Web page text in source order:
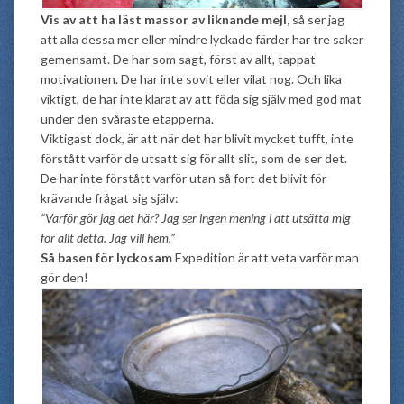
Vis av att ha läst massor av liknande mejl, så ser jag
att alla dessa mer eller mindre lyckade färder har tre saker
gemensamt. De har som sagt, först av allt, tappat
motivationen. De har inte sovit eller vilat nog. Och lika
viktigt, de har inte klarat av att föda sig själv med god mat
under den svåraste etapperna.
Viktigast dock, är att när det har blivit mycket tufft, inte
förstått varför de utsatt sig för allt slit, som de ser det.
De har inte förstått varför utan så fort det blivit för
krävande frågat sig själv:
“Varför gör jag det här? Jag ser ingen mening i att utsätta mig
för allt detta. Jag vill hem.”
Så basen för lyckosamExpedition är att veta varför man
gör den!